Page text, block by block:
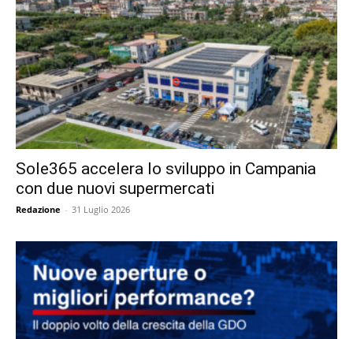
Sole365 accelera lo sviluppo in Campania
con due nuovi supermercati
Redazione - 31 Luglio 2026